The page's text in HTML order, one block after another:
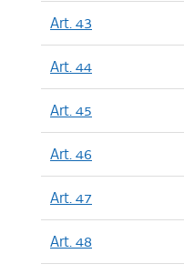
Art. 43
Art. 44
Art. 45
Art. 46
Art. 47
Art. 48